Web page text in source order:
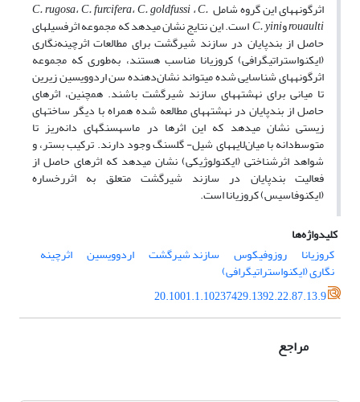
اثرگونه­های این گروه شامل ،C. furcifera،C. goldfussi،C.
rouaultiوC. yiniاست. این نتایج نشان می­دهد که مجموعه اثرفسیل­های
حاصل از بندپایان در سازند شیرگشت برای مطالعات اثرچینه‌نگاری
(ایکنواستراتیگرافی) کروزیانا مناسب هستند، به‌طوری که مجموعه
اثرگونه­های شناسایی شده می­تواند نشان‌دهنده سن اردوویسین زیرین
تا میانی برای نهشته­های سازند شیرگشت باشند. همچنین، اثرهای
حاصل از بندپایان در نهشته­های مطالعه شده همراه با دیگر ساخت­های
زیستی نشان می­دهد که این اثرها در ماسه­سنگ­های دانه‌ریز تا
متوسط‌دانه با میان‌لایه­های شیل- گلسنگ وجود دارند. ترکیب بستر، و
شواهد اثرشناختی (ایکنولوژیکی) نشان می­دهد که اثرهای حاصل از
فعالیت بندپایان در سازند شیرگشت متعلق به اثررخساره
(ایکنوفاسیس) کروزیانا است.
کلیدواژه‌ها
کروزیانا
روزوفیکوس سازند شیرگشت اردوویسین اثرچینه
نگاری (ایکنواستراتیگرافی)
20.1001.1.10237429.1392.22.87.13.9
مراجع